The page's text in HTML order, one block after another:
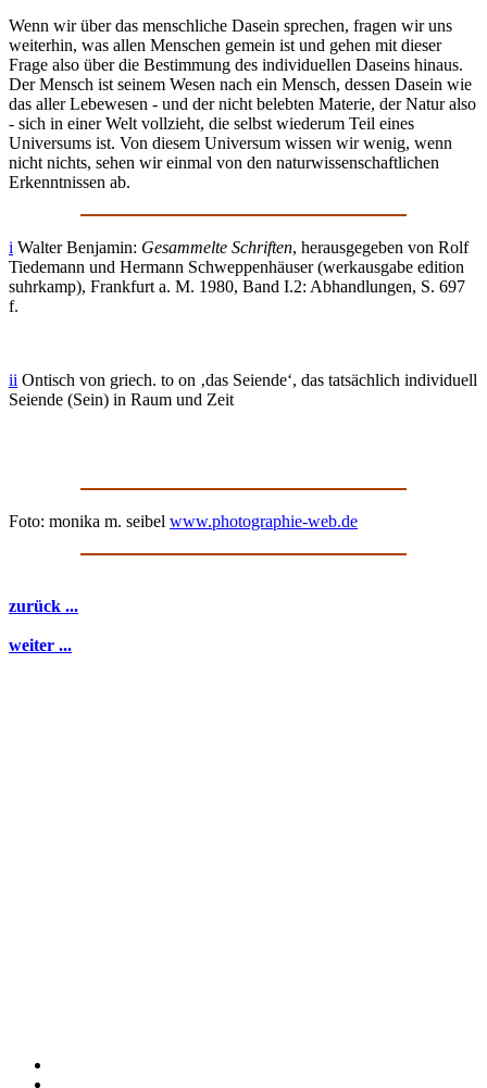
Wenn wir über das menschliche Dasein sprechen, fragen wir uns
weiterhin, was allen Menschen gemein ist und gehen mit dieser
Frage also über die Bestimmung des individuellen Daseins hinaus.
Der Mensch ist seinem Wesen nach ein Mensch, dessen Dasein wie
das aller Lebewesen - und der nicht belebten Materie, der Natur also
- sich in einer Welt vollzieht, die selbst wiederum Teil eines
Universums ist. Von diesem Universum wissen wir wenig, wenn
nicht nichts, sehen wir einmal von den naturwissenschaftlichen
Erkenntnissen ab.
i Walter Benjamin: Gesammelte Schriften, herausgegeben von Rolf
Tiedemann und Hermann Schweppenhäuser (werkausgabe edition
suhrkamp), Frankfurt a. M. 1980, Band I.2: Abhandlungen, S. 697
f.
ii Ontisch von griech. to on ‚das Seiende‘, das tatsächlich individuell
Seiende (Sein) in Raum und Zeit
Foto: monika m. seibel www.photographie-web.de
zurück ...
weiter ...